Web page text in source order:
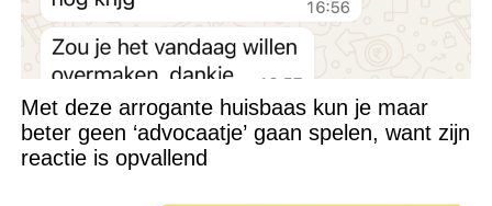
Met deze arrogante huisbaas kun je maar
beter geen ‘advocaatje’ gaan spelen, want zijn
reactie is opvallend